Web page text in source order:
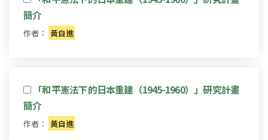
簡介
作者： 黃自進
「和平憲法下的日本重建（1945-1960）」研究計畫
簡介
作者： 黃自進